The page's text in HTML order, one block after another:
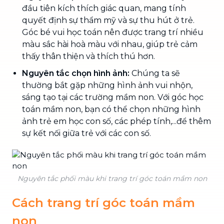
đầu tiên kích thích giác quan, mang tính
quyết định sự thẩm mỹ và sự thu hút ở trẻ.
Góc bé vui học toán nên được trang trí nhiều
màu sắc hài hoà màu với nhau, giúp trẻ cảm
thấy thân thiện và thích thú hơn.
Nguyên tắc chọn hình ảnh: Chúng ta sẽ
thường bắt gặp những hình ảnh vui nhộn,
sáng tạo tại các trường mầm non. Với góc học
toán mầm non, bạn có thể chọn những hình
ảnh trẻ em học con số, các phép tính,...để thêm
sự kết nối giữa trẻ với các con số.
Nguyên tắc phối màu khi trang trí góc toán mầm non
Cách trang trí góc toán mầm
non